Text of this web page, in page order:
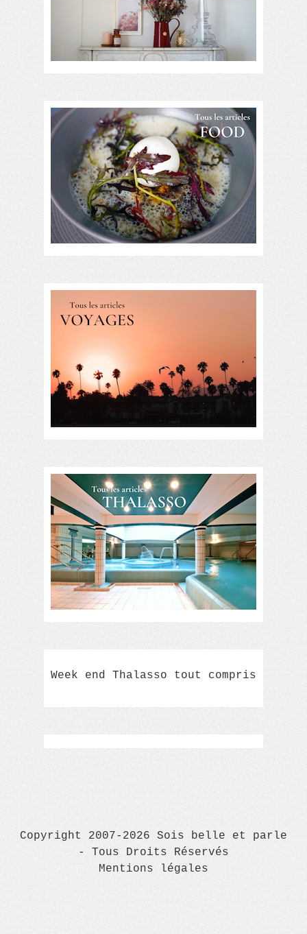
Week end Thalasso tout compris
Copyright 2007-2026 Sois belle et parle
- Tous Droits Réservés
Mentions légales